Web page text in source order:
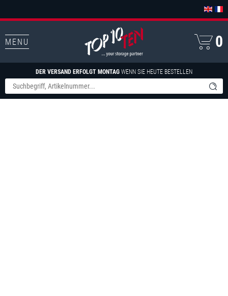
MENU
DER VERSAND ERFOLGT MONTAG WENN SIE HEUTE BESTELLEN
0